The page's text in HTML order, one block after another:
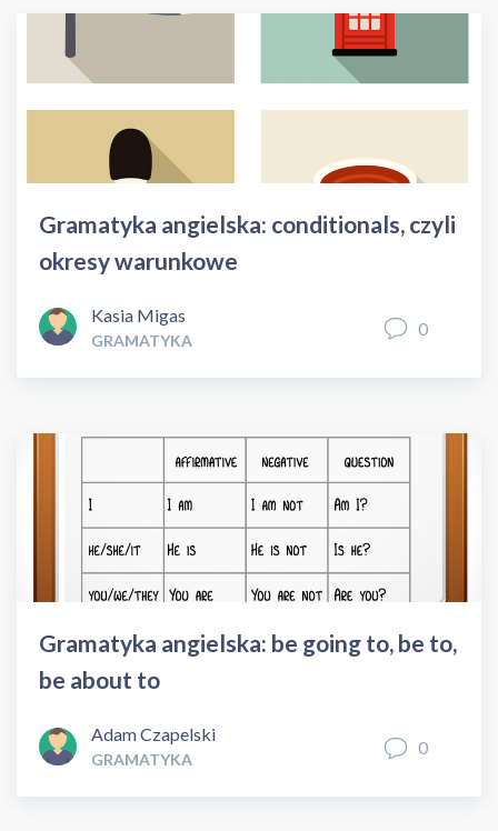
Gramatyka angielska: conditionals, czyli
okresy warunkowe
Kasia Migas
GRAMATYKA
0
Gramatyka angielska: be going to, be to,
be about to
Adam Czapelski
GRAMATYKA
0